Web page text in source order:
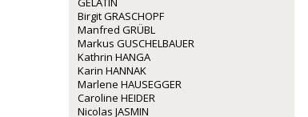
Birgit GRASCHOPF
Manfred GRÜBL
Markus GUSCHELBAUER
Kathrin HANGA
Karin HANNAK
Marlene HAUSEGGER
Caroline HEIDER
Nicolas JASMIN